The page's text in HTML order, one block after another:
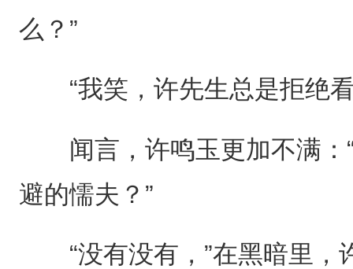
么？”
“我笑，许先生总是拒绝看
闻言，许鸣玉更加不满：“
避的懦夫？”
“没有没有，”在黑暗里，